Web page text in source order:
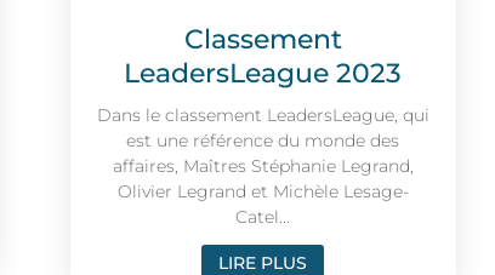
Classement
LeadersLeague 2023
Dans le classement LeadersLeague, qui
est une référence du monde des
affaires, Maîtres Stéphanie Legrand,
Olivier Legrand et Michèle Lesage-
Catel...
LIRE PLUS